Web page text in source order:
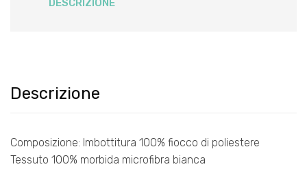
DESCRIZIONE
Descrizione
Composizione: Imbottitura 100% fiocco di poliestere
Tessuto 100% morbida microfibra bianca